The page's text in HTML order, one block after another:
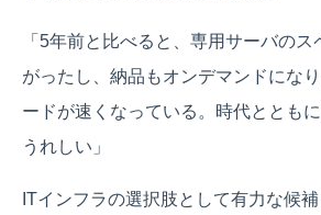
「5年前と比べると、専用サーバの
がったし、納品もオンデマンドにな
ードが速くなっている。時代ととも
うれしい」
ITインフラの選択肢として有力な候